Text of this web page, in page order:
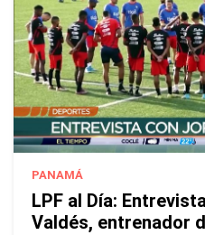
PANAMÁ
LPF al Día:
Valdés, entrenador